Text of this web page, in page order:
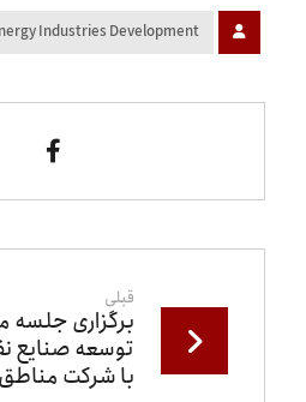
Industries Development
قبلی
برگزاری جلسه
با شرکت